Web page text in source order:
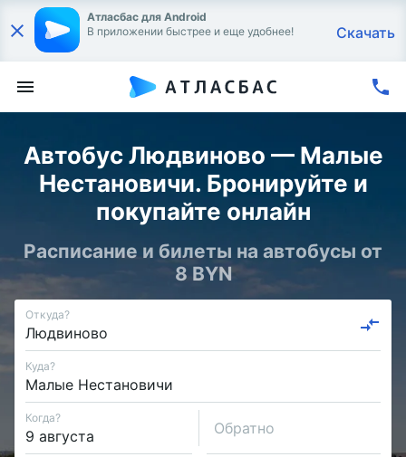
Атласбас для Android
В приложении быстрее и еще удобнее!
Скачать
Автобус Людвиново — Малые
Нестановичи. Бронируйте и
покупайте онлайн
Расписание и билеты на автобусы от
8 BYN
Откуда?
Куда?
Когда?
Обратно